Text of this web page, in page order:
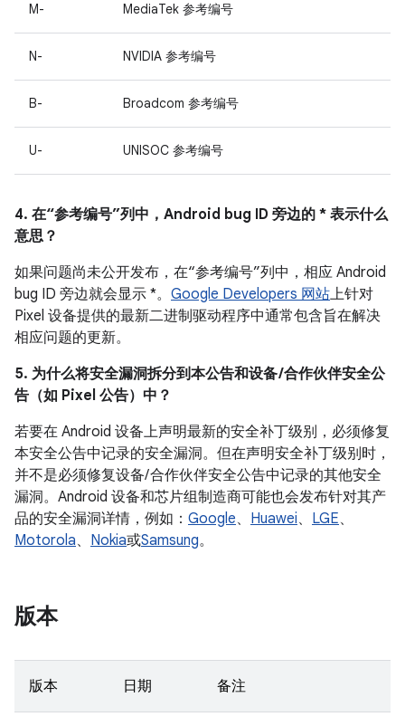
M- MediaTek 参考编号
N- NVIDIA 参考编号
B- Broadcom 参考编号
U- UNISOC 参考编号
4. 在“参考编号”列中，Android bug ID 旁边的 * 表示什么
意思？
如果问题尚未公开发布，在“参考编号”列中，相应 Android
bug ID 旁边就会显示 *。 Google Developers 网站上针对
Pixel 设备提供的最新二进制驱动程序中通常包含旨在解决
相应问题的更新。
5. 为什么将安全漏洞拆分到本公告和设备 /合作伙伴安全公
告（如 Pixel 公告）中？
若要在 Android 设备上声明最新的安全补丁级别，必须修复
本安全公告中记录的安全漏洞。但在声明安全补丁级别时，
并不是必须修复设备/ 合作伙伴安全公告中记录的其他安全
漏洞。Android 设备和芯片组制造商可能也会发布针对其产
品的安全漏洞详情，例如： Google、 Huawei、 LGE、
Motorola、 Nokia或Samsung。
版本
版本 日期 备注